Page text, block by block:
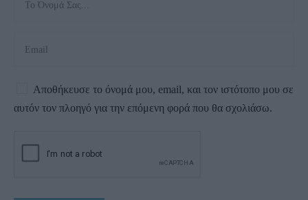
Αποθήκευσε το όνομά μου, email, και τον ιστότοπο μου σε
αυτόν τον πλοηγό για την επόμενη φορά που θα σχολιάσω.